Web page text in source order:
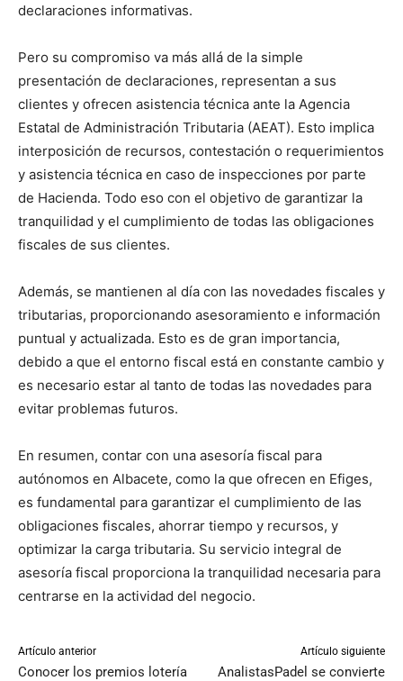
declaraciones informativas.
Pero su compromiso va más allá de la simple
presentación de declaraciones, representan a sus
clientes y ofrecen asistencia técnica ante la Agencia
Estatal de Administración Tributaria (AEAT). Esto implica
interposición de recursos, contestación o requerimientos
y asistencia técnica en caso de inspecciones por parte
de Hacienda. Todo eso con el objetivo de garantizar la
tranquilidad y el cumplimiento de todas las obligaciones
fiscales de sus clientes.
Además, se mantienen al día con las novedades fiscales y
tributarias, proporcionando asesoramiento e información
puntual y actualizada. Esto es de gran importancia,
debido a que el entorno fiscal está en constante cambio y
es necesario estar al tanto de todas las novedades para
evitar problemas futuros.
En resumen, contar con una asesoría fiscal para
autónomos en Albacete, como la que ofrecen en Efiges,
es fundamental para garantizar el cumplimiento de las
obligaciones fiscales, ahorrar tiempo y recursos, y
optimizar la carga tributaria. Su servicio integral de
asesoría fiscal proporciona la tranquilidad necesaria para
centrarse en la actividad del negocio.
Artículo anterior
Conocer los premios lotería
Artículo siguiente
AnalistasPadel se convierte